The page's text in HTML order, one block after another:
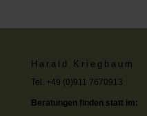
Harald Kriegbaum
Tel. +49 (0)911 7670913
Beratungen finden statt im: